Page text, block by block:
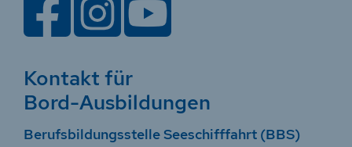
Kontakt für
Bord-Ausbildungen
Berufsbildungsstelle Seeschifffahrt (BBS)